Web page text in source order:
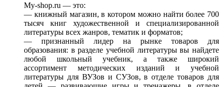
My-shop.ru — это:
— книжный магазин, в котором можно найти более 700
тысяч книг художественной и специализированной
литературы всех жанров, тематик и форматов;
— признанный лидер на рынке товаров для
образования: в разделе учебной литературы вы найдете
любой школьный учебник, а также широкий
ассортимент методических изданий и учебной
литературы для ВУЗов и СУЗов, в отделе товаров для